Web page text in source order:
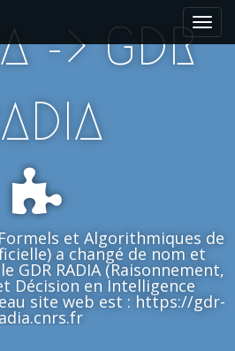
-> GDR
et Algorithmiques de
a changé de nom et
GDR RADIA (Raisonnement,
Décision en Intelligence
site web est : https://gdr-